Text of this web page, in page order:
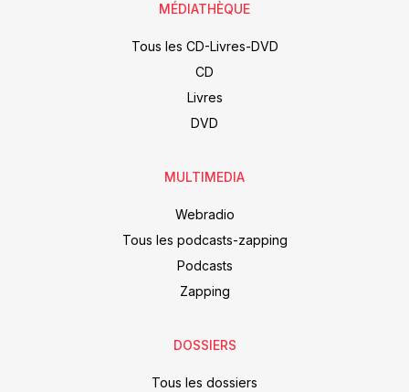
MÉDIATHÈQUE
Tous les CD-Livres-DVD
CD
Livres
DVD
MULTIMEDIA
Webradio
Tous les podcasts-zapping
Podcasts
Zapping
DOSSIERS
Tous les dossiers